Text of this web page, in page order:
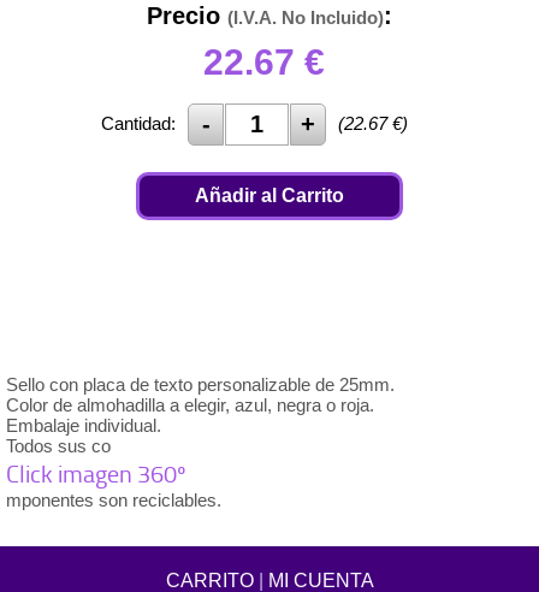
Precio (I.V.A. No Incluido):
22.67 €
Cantidad: (22.67€)
Añadir al Carrito
Sello con placa de texto personalizable de 25mm.
Color de almohadilla a elegir, azul, negra o roja.
Embalaje individual.
Todos sus co
Click imagen 360º
mponentes son reciclables.
CARRITO| MI CUENTA